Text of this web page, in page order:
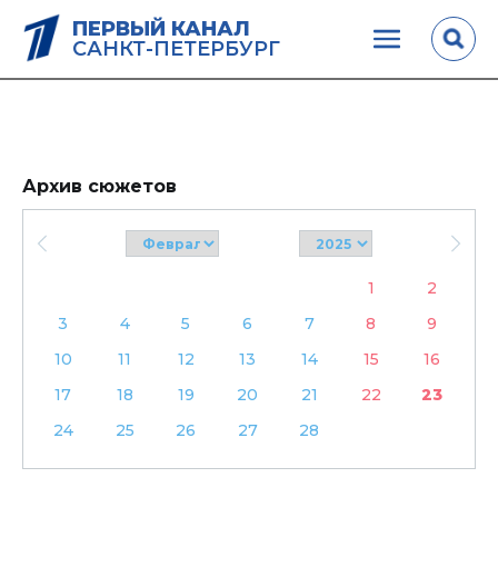
ПЕРВЫЙ КАНАЛ
САНКТ-ПЕТЕРБУРГ
Архив сюжетов
1
2
3
4 5 6 7 8
9
10
11 12 13 14 15
16
17
18 19 20 21 22
23
24
25 26 27 28